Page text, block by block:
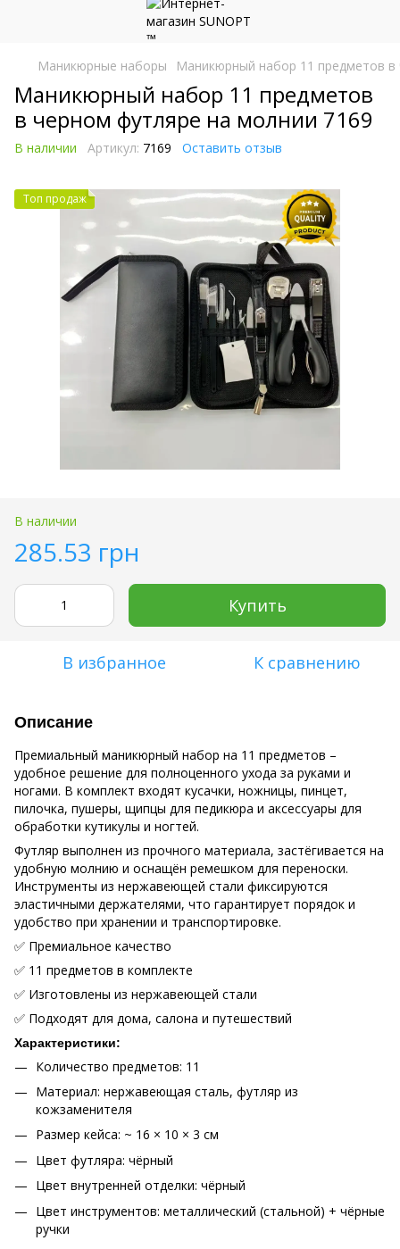
Маникюрные наборы Маникюрный набор 11 предметов
Маникюрный набор 11 предметов
в черном футляре на молнии 7169
В наличии Артикул: 7169 Оставить отзыв
Топ продаж
В наличии
285.53 грн
Купить
В избранное К сравнению
Описание
Премиальный маникюрный набор на 11 предметов –
удобное решение для полноценного ухода за руками и
ногами. В комплект входят кусачки, ножницы, пинцет,
пилочка, пушеры, щипцы для педикюра и аксессуары для
обработки кутикулы и ногтей.
Футляр выполнен из прочного материала, застёгивается на
удобную молнию и оснащён ремешком для переноски.
Инструменты из нержавеющей стали фиксируются
эластичными держателями, что гарантирует порядок и
удобство при хранении и транспортировке.
✅ Премиальное качество
✅ 11 предметов в комплекте
✅ Изготовлены из нержавеющей стали
✅ Подходят для дома, салона и путешествий
Характеристики:
Количество предметов: 11
Материал: нержавеющая сталь, футляр из
кожзаменителя
Размер кейса: ~ 16 × 10 × 3 см
Цвет футляра: чёрный
Цвет внутренней отделки: чёрный
Цвет инструментов: металлический (стальной) + чёрные
ручки